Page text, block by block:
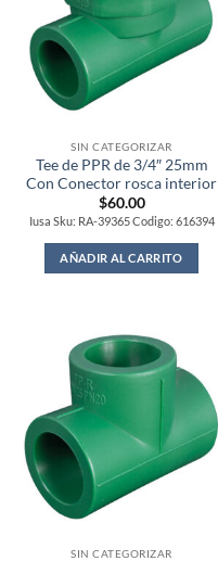
SIN CATEGORIZAR
Tee de PPR de 3/4″ 25mm
Con Conector rosca interior
$60.00
Iusa Sku: RA-39365 Codigo: 616394
AÑADIR AL CARRITO
SIN CATEGORIZAR